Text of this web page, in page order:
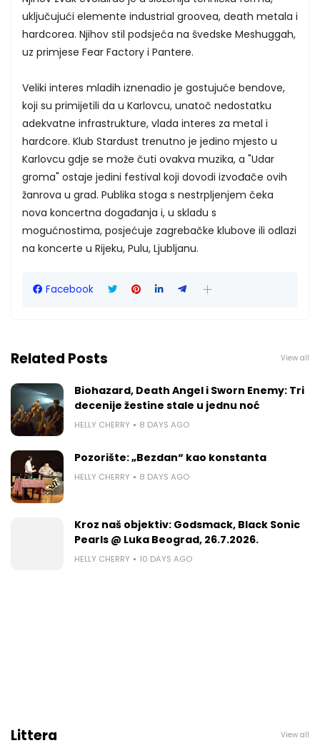
uključujući elemente industrial groovea, death metala i
hardcorea. Njihov stil podsjeća na švedske Meshuggah,
uz primjese Fear Factory i Pantere.
Veliki interes mladih iznenadio je gostujuće bendove,
koji su primijetili da u Karlovcu, unatoč nedostatku
adekvatne infrastrukture, vlada interes za metal i
hardcore. Klub Stardust trenutno je jedino mjesto u
Karlovcu gdje se može čuti ovakva muzika, a "Udar
groma" ostaje jedini festival koji dovodi izvođače ovih
žanrova u grad. Publika stoga s nestrpljenjem čeka
nova koncertna događanja i, u skladu s
mogućnostima, posjećuje zagrebačke klubove ili odlazi
na koncerte u Rijeku, Pulu, Ljubljanu.
Facebook
Related Posts View all
Biohazard, Death Angel i Sworn Enemy: Tri
decenije žestine stale u jednu noć
HELLY CHERRY 8 DAYS AGO
Pozorište: „Bezdan“ kao konstanta
HELLY CHERRY 8 DAYS AGO
Kroz naš objektiv: Godsmack, Black Sonic
Pearls @ Luka Beograd, 26.7.2026.
HELLY CHERRY 10 DAYS AGO
Littera View all